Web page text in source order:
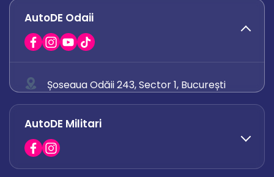
AutoDE Odaii
Șoseaua Odăii 243, Sector 1, București
0742 444 194
office.odaii@autode.ro
AutoDE Militari